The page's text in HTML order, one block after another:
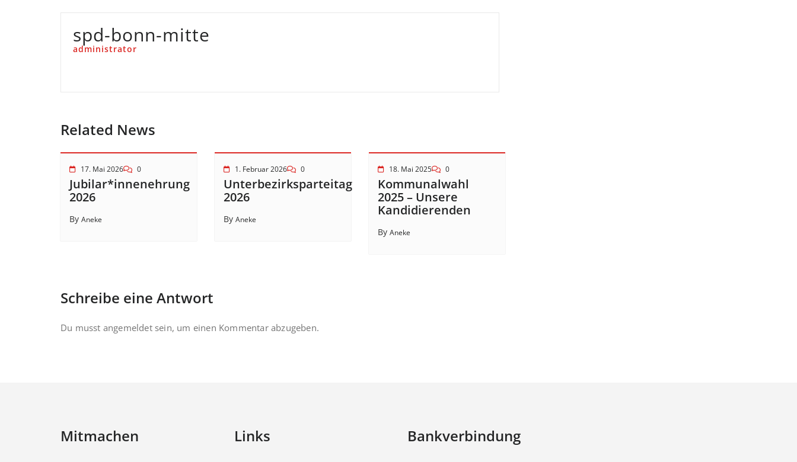
spd-bonn-mitte
administrator
Related News
17. Mai 2026 0
Jubilar*innenehrung
2026
By Aneke
1. Februar 2026 0
Unterbezirksparteitag
2026
By Aneke
18. Mai 2025 0
Kommunalwahl
2025 – Unsere
Kandidierenden
By Aneke
Schreibe eine Antwort
Du musst angemeldetsein, um einen Kommentar abzugeben.
Mitmachen Links Bankverbindung